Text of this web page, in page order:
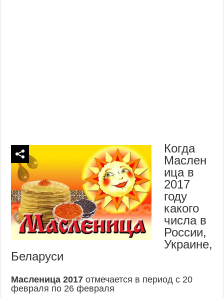
Когда
Маслен
ица в
2017
году
какого
числа в
России,
Украине,
Беларуси
Масленица 2017 отмечается в период с 20
февраля по 26 февраля